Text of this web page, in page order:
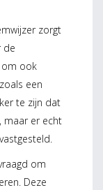
zorgt
de
om ook
een
te zijn dat
maar er echt
om
Deze